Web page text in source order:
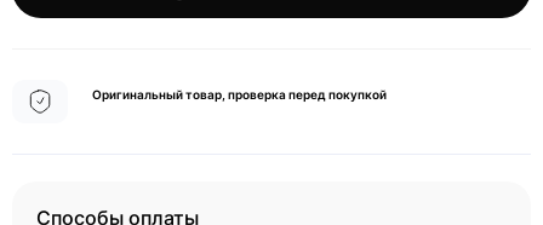
Оригинальный товар, проверка перед покупкой
Способы оплаты